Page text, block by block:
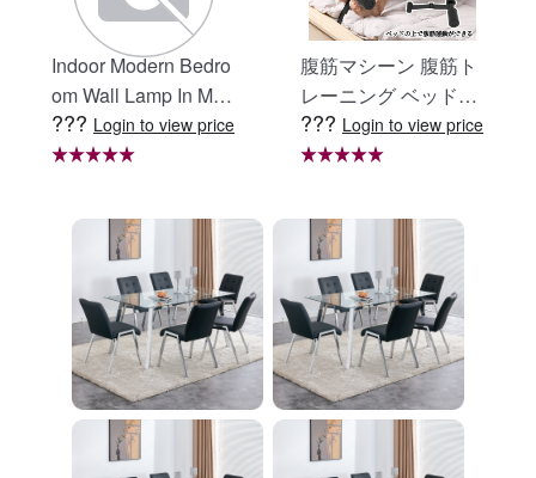
Indoor Modern Bedro
om Wall Lamp In Matt
e Black, Iron Clear Gl
ass Shade,4-Lights E
nity Light
??? Login to view price
腹筋マシーン 腹筋ト
レーニング ベッド固
定 足固定 腹筋器具
腹筋マシン 足を押さ
レーニング器具 エク
ササイズ ダイエット
旅行 自宅 WBGHS-0
1-R
??? Login to view price